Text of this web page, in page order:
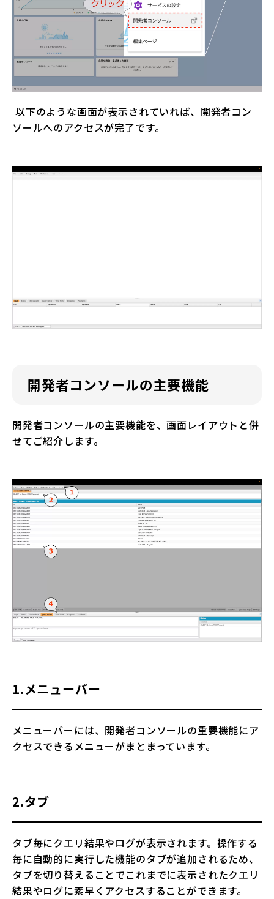
以下のような画面が表示されていれば、開発者コン
ソールへのアクセスが完了です。
開発者コンソールの主要機能
開発者コンソールの主要機能を、画面レイアウトと併
せてご紹介します。
1.メニューバー
メニューバーには、開発者コンソールの重要機能にア
クセスできるメニューがまとまっています。
2.タブ
タブ毎にクエリ結果やログが表示されます。操作する
毎に自動的に実行した機能のタブが追加されるため、
タブを切り替えることでこれまでに表示されたクエリ
結果やログに素早くアクセスすることができます。